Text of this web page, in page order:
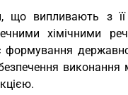
що випливають з
хімічними
виконання